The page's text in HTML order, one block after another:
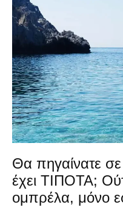
Θα πηγαίνατε
έχει ΤΙΠΟΤΑ;
ομπρέλα, μόνο